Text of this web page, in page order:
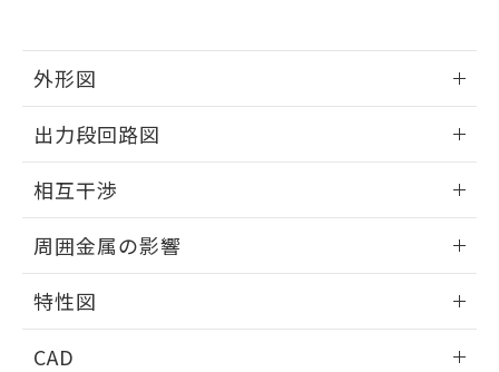
外形図
外形図
出力段回路図
出力段回路図
相互干渉
相互干渉
周囲金属の影響
周囲金属の影響
特性図
CAD
引・商談に必要な範囲で利用すること
用者の範囲」に記載されている法人を
指します。
EU RoHS指令（10物質）の非含有証明書
51物質の非含有証明書（当社基準）
※本証明書は発行日時点で非含有を証明す
ものではありません。
また、RoHS指令のフタル酸エステル類４
物質の対応では、対応完了までの期間は出
荷製品に未対応品が混在することから備考
欄に対応日を記載しておりました。
既に当社にて対応品への在庫切替を完了
していることから、特段のことがない限